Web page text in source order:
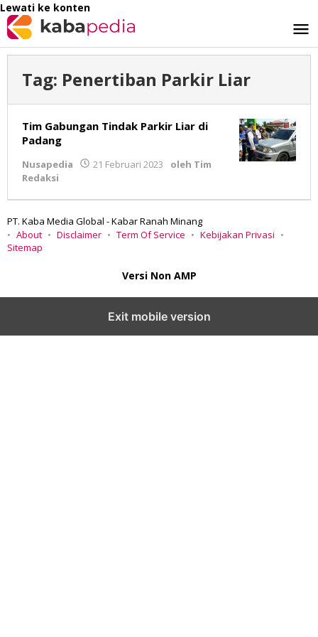
Lewati ke konten
Tag: Penertiban Parkir Liar
Tim Gabungan Tindak Parkir Liar di
Padang
Nusapedia 21 Februari 2023 oleh Tim
Redaksi
PT. Kaba Media Global - Kabar Ranah Minang
About
Disclaimer Term Of Service
Kebijakan Privasi
Sitemap
Versi Non AMP
Exit mobile version